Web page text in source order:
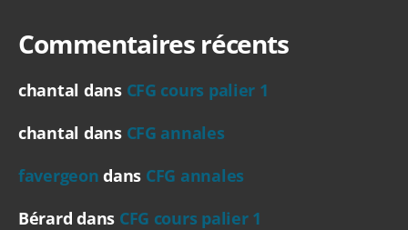
Commentaires récents
chantal dans CFG cours palier 1
chantal dans CFG annales
favergeon dans CFG annales
Bérard dans CFG cours palier 1